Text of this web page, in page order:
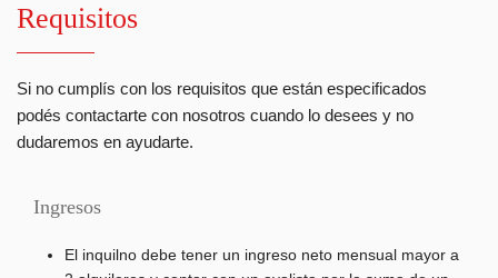
Requisitos
Si no cumplís con los requisitos que están especificados
podés contactarte con nosotros cuando lo desees y no
dudaremos en ayudarte.
Ingresos
El inquilno debe tener un ingreso neto mensual mayor a